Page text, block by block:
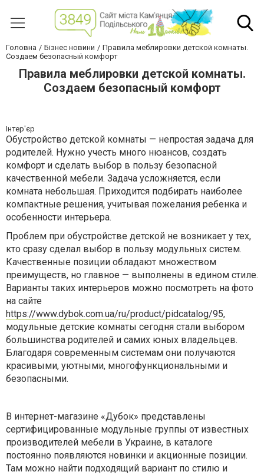
Головна Бізнес новини
Правила меблировки детской комнаты.
Создаем безопасный комфорт
Правила меблировки детской комнаты.
Создаем безопасный комфорт
Інтер'єр
Обустройство детской комнаты — непростая задача для
родителей. Нужно учесть много нюансов, создать
комфорт и сделать выбор в пользу безопасной
качественной мебели. Задача усложняется, если
комната небольшая. Приходится подбирать наиболее
компактные решения, учитывая пожелания ребенка и
особенности интерьера.
Проблем при обустройстве детской не возникает у тех,
кто сразу сделал выбор в пользу модульных систем.
Качественные позиции обладают множеством
преимуществ, но главное — выполнены в едином стиле.
Варианты таких интерьеров можно посмотреть на фото
на сайте
https://www.dybok.com.ua/ru/product/pidcatalog/95,
модульные детские комнаты сегодня стали выбором
большинства родителей и самих юных владельцев.
Благодаря современным системам они получаются
красивыми, уютными, многофункциональными и
безопасными.
В интернет-магазине «Дубок» представлены
сертифицированные модульные группы от известных
производителей мебели в Украине, в каталоге
постоянно появляются новинки и акционные позиции.
Там можно найти подходящий вариант по стилю и